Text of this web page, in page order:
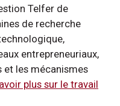
Telfer de
de recherche
entrepreneuriaux,
et les mécanismes
plus sur le travail